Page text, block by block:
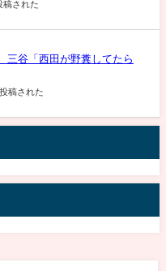
稿された
谷「西田が野糞してたら
稿された